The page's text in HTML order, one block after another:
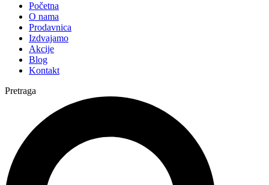
Početna
O nama
Prodavnica
Izdvajamo
Akcije
Blog
Kontakt
Pretraga